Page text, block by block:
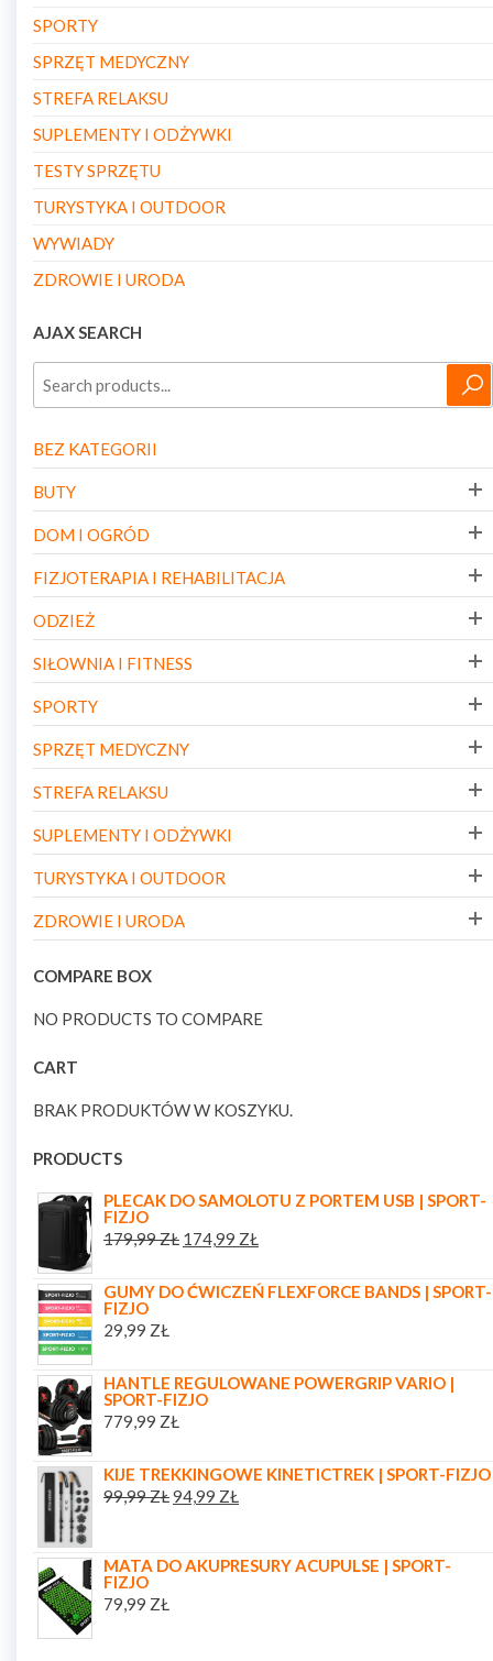
SPORTY
SPRZĘT MEDYCZNY
STREFA RELAKSU
SUPLEMENTY I ODŻYWKI
TESTY SPRZĘTU
TURYSTYKA I OUTDOOR
WYWIADY
ZDROWIE I URODA
AJAX SEARCH
BEZ KATEGORII
BUTY
DOM I OGRÓD
FIZJOTERAPIA I REHABILITACJA
ODZIEŻ
SIŁOWNIA I FITNESS
SPORTY
SPRZĘT MEDYCZNY
STREFA RELAKSU
SUPLEMENTY I ODŻYWKI
TURYSTYKA I OUTDOOR
ZDROWIE I URODA
COMPARE BOX
NO PRODUCTS TO COMPARE
CART
BRAK PRODUKTÓW W KOSZYKU.
PRODUCTS
PLECAK DO SAMOLOTU Z PORTEM USB | SPORT-
FIZJO
179,99ZŁ 174,99 ZŁ
GUMY DO ĆWICZEŃ FLEXFORCE BANDS | SPORT-
FIZJO
29,99 ZŁ
HANTLE REGULOWANE POWERGRIP VARIO |
SPORT-FIZJO
779,99 ZŁ
KIJE TREKKINGOWE KINETICTREK | SPORT-FIZJO
99,99ZŁ94,99 ZŁ
MATA DO AKUPRESURY ACUPULSE | SPORT-
FIZJO
79,99 ZŁ